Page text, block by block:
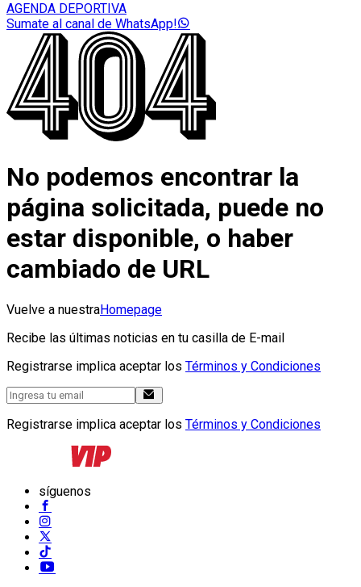
AGENDA DEPORTIVA
Sumate al canal de WhatsApp!
No podemos encontrar la
página solicitada, puede no
estar disponible, o haber
cambiado de URL
Vuelve a nuestraHomepage
Recibe las últimas noticias en tu casilla de E-mail
Registrarse implica aceptar los Términos y Condiciones
Registrarse implica aceptar los Términos y Condiciones
síguenos